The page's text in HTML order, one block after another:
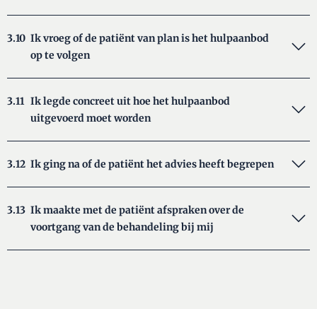
3.10 Ik vroeg of de patiënt van plan is het hulpaanbod
op te volgen
3.11 Ik legde concreet uit hoe het hulpaanbod
uitgevoerd moet worden
3.12 Ik ging na of de patiënt het advies heeft begrepen
3.13 Ik maakte met de patiënt afspraken over de
voortgang van de behandeling bij mij